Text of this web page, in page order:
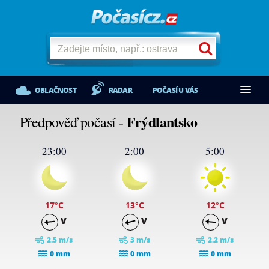
OBLAČNOST RADAR POČASÍ U VÁS
Předpověď počasí -Frýdlantsko
23:00
17°C
V
2.5 m/s
0 mm
2:00
13°C
V
3 m/s
0 mm
5:00
12°C
V
2.2 m/s
0 mm